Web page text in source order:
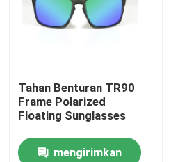
Tur Pabrik
Berita
kasus
Tahan Benturan TR90
Frame Polarized
Floating Sunglasses
mengirimkan